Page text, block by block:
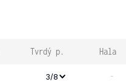
Tvrdý p. Hala
3/8 -